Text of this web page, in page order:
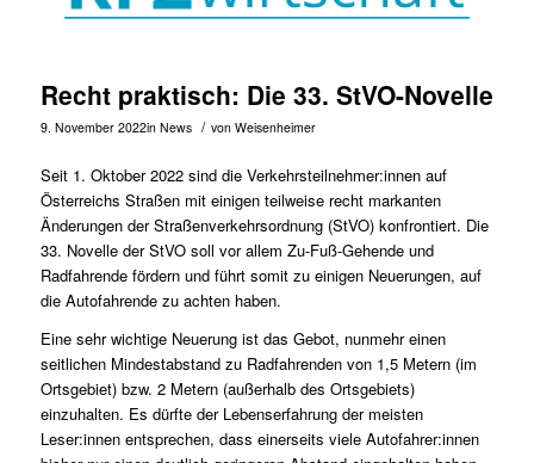
Recht praktisch: Die 33. StVO-Novelle
9. November 2022in News / von Weisenheimer
Seit 1. Oktober 2022 sind die Verkehrsteilnehmer:innen auf
Österreichs Straßen mit einigen teilweise recht markanten
Änderungen der Straßenverkehrsordnung (StVO) konfrontiert. Die
33. Novelle der StVO soll vor allem Zu-Fuß-Gehende und
Radfahrende fördern und führt somit zu einigen Neuerungen, auf
die Autofahrende zu achten haben.
Eine sehr wichtige Neuerung ist das Gebot, nunmehr einen
seitlichen Mindestabstand zu Radfahrenden von 1,5 Metern (im
Ortsgebiet) bzw. 2 Metern (außerhalb des Ortsgebiets)
einzuhalten. Es dürfte der Lebenserfahrung der meisten
Leser:innen entsprechen, dass einerseits viele Autofahrer:innen